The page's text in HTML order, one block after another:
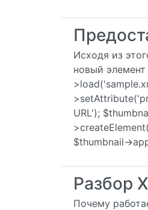
Исходя из
новый
URL');
$thumbnail-
Разбор
Почему